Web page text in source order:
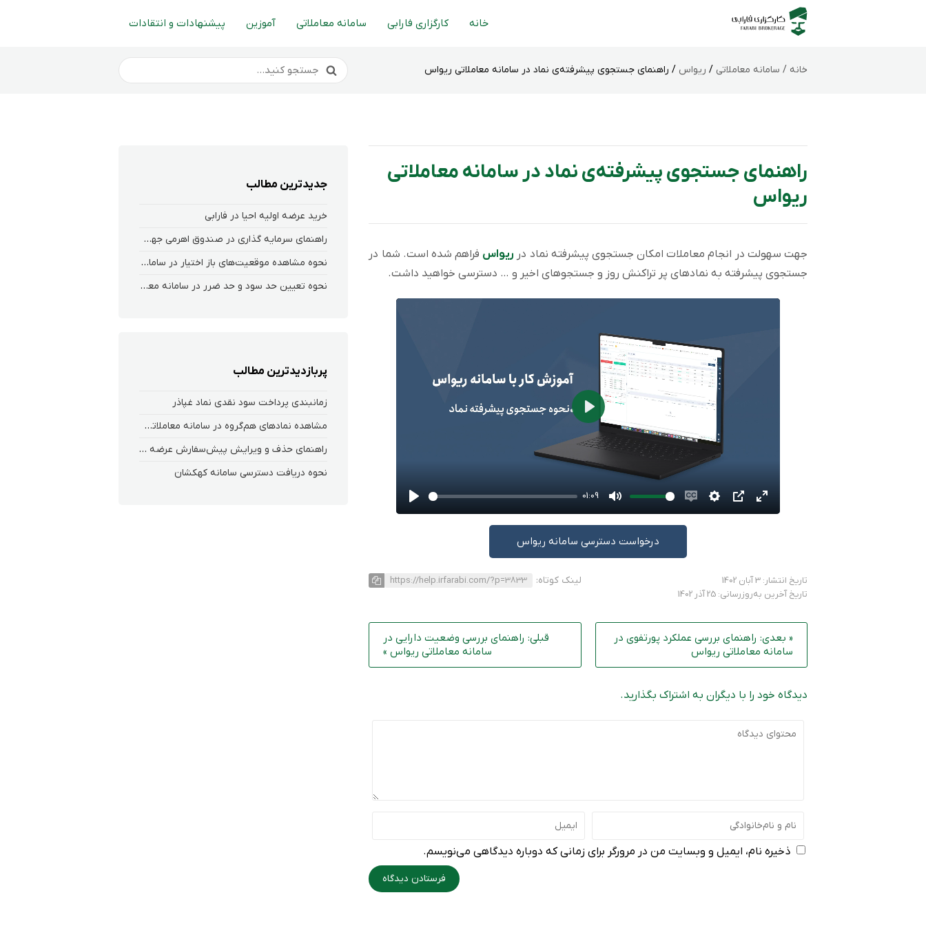
خانه کارگزاری فارابی سامانه معاملاتی آموزین پیشنهادات و انتقادات
خانه / سامانه‌ معاملاتی / ریواس / راهنمای جستجوی پیشرفته‌ی نماد در سامانه معاملاتی ریواس
راهنمای جستجوی پیشرفته‌ی نماد در سامانه معاملاتی
ریواس
جهت سهولت در انجام معاملات امکان جستجوی پیشرفته نماد در ریواس فراهم شده است. شما در
جستجوی پیشرفته به نمادهای پر تراکنش روز و جستجوهای اخیر و … دسترسی خواهید داشت.
Play
01:09
Mute
EnableSettings
PIP Enter
Play
درخواست دسترسی سامانه ریواس
تاریخ انتشار: 3 آبان 1402
تاریخ آخرین به‌روزرسانی: 25 آذر 1402
لینک کوتاه: https://help.irfarabi.com/?p=3833
« بعدی: راهنمای بررسی عملکرد پورتفوی در
سامانه معاملاتی ریواس
قبلی: راهنمای بررسی وضعیت دارایی در
سامانه معاملاتی ریواس »
دیدگاه خود را با دیگران به اشتراک بگذارید.
ذخیره نام، ایمیل و وبسایت من در مرورگر برای زمانی که دوباره دیدگاهی می‌نویسم.
جدیدترین مطالب
خرید عرضه اولیه احیا در فارابی
راهنمای سرمایه گذاری در صندوق اهرمی جهش
نحوه‌ مشاهده‌ موقعیت‌های باز اختیار در سامانه هلیوم و نکست
نحوه تعیین حد سود و حد ضرر در سامانه معاملاتی کارگزاری فارابی
پربازدیدترین مطالب
زمانبندی پرداخت سود نقدی نماد غپاذر
مشاهده نمادهای هم‌گروه در سامانه معاملاتی هلیوم
راهنمای حذف و ویرایش پیش‌سفارش عرضه اولیه
نحوه دریافت دسترسی سامانه کهکشان